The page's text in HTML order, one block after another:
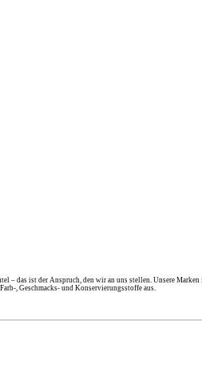
– das ist der Anspruch, den wir an uns stellen. Unsere
, Geschmacks- und Konservierungsstoffe aus.